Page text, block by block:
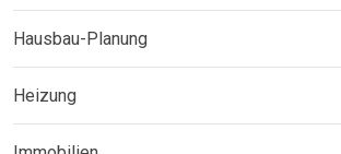
Hausbau-Planung
Heizung